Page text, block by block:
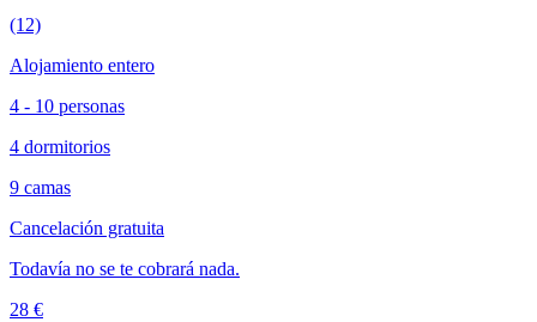
(12)
Alojamiento entero
4 - 10 personas
4 dormitorios
9 camas
Cancelación gratuita
Todavía no se te cobrará nada.
28 €